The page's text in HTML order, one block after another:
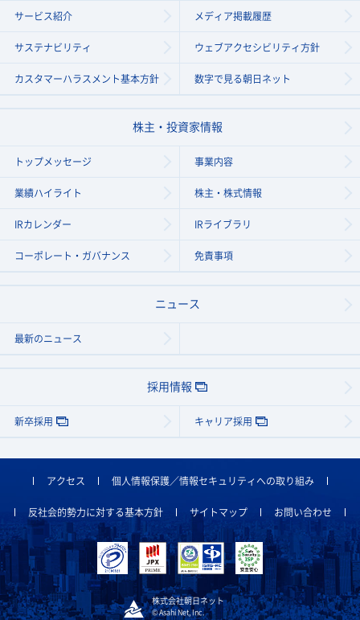
サービス紹介 メディア掲載履歴
サステナビリティ ウェブアクセシビリティ方針
カスタマーハラスメント基本方針 数字で見る朝日ネット
株主・投資家情報
トップメッセージ 事業内容
業績ハイライト 株主・株式情報
IRカレンダー IRライブラリ
コーポレート・ ガバナンス 免責事項
ニュース
最新のニュース
採用情報
新卒採用 キャリア採用
アクセス 個人情報保護／情報セキュリティへの取り組み
反社会的勢力に対する基本方針 サイトマップ お問い合わせ
株式会社朝日ネット
© Asahi Net, Inc.